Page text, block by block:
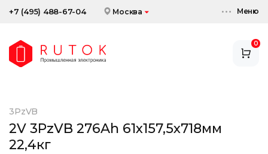
+7 (495) 488-67-04 Москва Меню
0
АККУМУЛЯТОРЫ
СКИДКИ И АКЦИИ
3PzVB
2V 3PzVB 276Ah 61x157,5x718мм
22,4кг